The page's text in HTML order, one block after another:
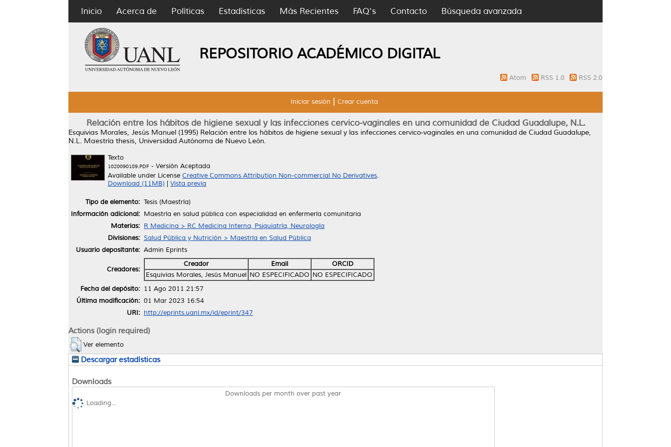
Inicio Acerca de Políticas Estadísticas Más Recientes FAQ's Contacto Búsqueda avanzada
REPOSITORIO ACADÉMICO DIGITAL
Atom RSS 1.0 RSS 2.0
Iniciar sesión Crear cuenta
Relación entre los hábitos de higiene sexual y las infecciones cervico-vaginales en una comunidad de Ciudad Guadalupe, N.L.
Esquivias Morales, Jesús Manuel (1995) Relación entre los hábitos de higiene sexual y las infecciones cervico-vaginales en una comunidad de Ciudad Guadalupe,
N.L. Maestría thesis, Universidad Autónoma de Nuevo León.
Texto
1020090189.PDF - Versión Aceptada
Available under License Creative Commons Attribution Non-commercial No Derivatives.
Download (11MB)
Vista previa
Tipo de elemento: Tesis (Maestría)
Información adicional: Maestría en salud pública con especialidad en enfermería comunitaria
Materias: R Medicina > RC Medicina Interna, Psiquiatría, Neurología
Divisiones: Salud Pública y Nutrición > Maestría en Salud Pública
Usuario depositante: Admin Eprints
Creadores:
Creador Email
ORCID
Esquivias Morales, Jesús Manuel NO ESPECIFICADO NO ESPECIFICADO
Fecha del depósito: 11 Ago 2011 21:57
Última modificación: 01 Mar 2023 16:54
URI: http://eprints.uanl.mx/id/eprint/347
Actions (login required)
Ver elemento
Descargar estadísticas
Downloads
Downloads per month over past year
Loading...